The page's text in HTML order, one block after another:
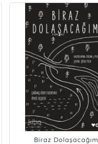
Biraz Dolaşacağım